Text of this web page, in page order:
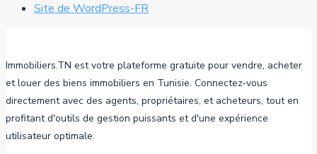
Site de WordPress-FR
Immobiliers.TN est votre plateforme gratuite pour vendre, acheter
et louer des biens immobiliers en Tunisie. Connectez-vous
directement avec des agents, propriétaires, et acheteurs, tout en
profitant d'outils de gestion puissants et d'une expérience
utilisateur optimale.